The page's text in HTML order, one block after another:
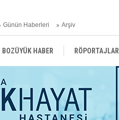
Günün Haberleri Arşiv
BOZÜYÜK HABER RÖPORTAJLAR